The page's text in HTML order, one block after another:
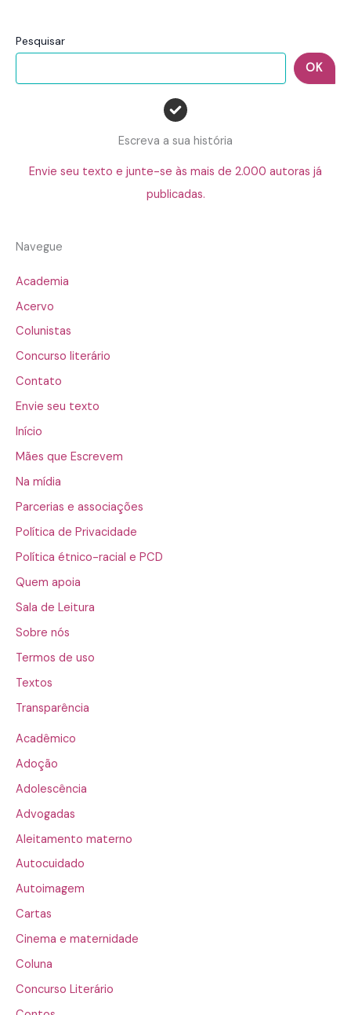
Pesquisar
OK
Escreva a sua história
Envie seu texto e junte-se às mais de 2.000 autoras já
publicadas.
Navegue
Academia
Acervo
Colunistas
Concurso literário
Contato
Envie seu texto
Início
Mães que Escrevem
Na mídia
Parcerias e associações
Política de Privacidade
Política étnico-racial e PCD
Quem apoia
Sala de Leitura
Sobre nós
Termos de uso
Textos
Transparência
Acadêmico
Adoção
Adolescência
Advogadas
Aleitamento materno
Autocuidado
Autoimagem
Cartas
Cinema e maternidade
Coluna
Concurso Literário